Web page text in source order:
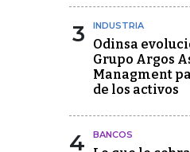
3 INDUSTRIA
Odinsa
Grupo Argos
Managment
de los activos
4 BANCOS